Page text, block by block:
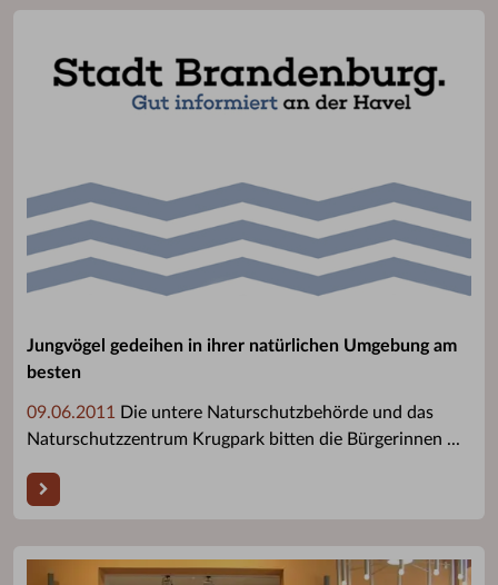
Jungvögel gedeihen in ihrer natürlichen Umgebung am
besten
09.06.2011 Die untere Naturschutzbehörde und das
Naturschutzzentrum Krugpark bitten die Bürgerinnen ...